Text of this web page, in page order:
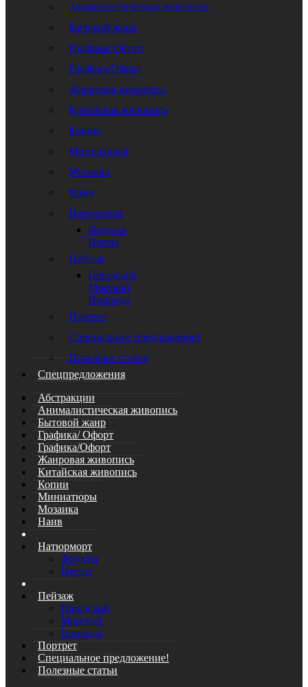
Анималистическая живопись
Бытовой жанр
Графика/ Офорт
Графика/Офорт
Жанровая живопись
Китайская живопись
Копии
Миниатюры
Мозаика
Наив
Натюрморт
Фрукты
Цветы
Пейзаж
Городской
Морской
Природа
Портрет
Специальное предложение!
Полезные статьи
Спецпредложения
Абстракции
Анималистическая живопись
Бытовой жанр
Графика/ Офорт
Графика/Офорт
Жанровая живопись
Китайская живопись
Копии
Миниатюры
Мозаика
Наив
Натюрморт
Фрукты
Цветы
Пейзаж
Городской
Морской
Природа
Портрет
Специальное предложение!
Полезные статьи